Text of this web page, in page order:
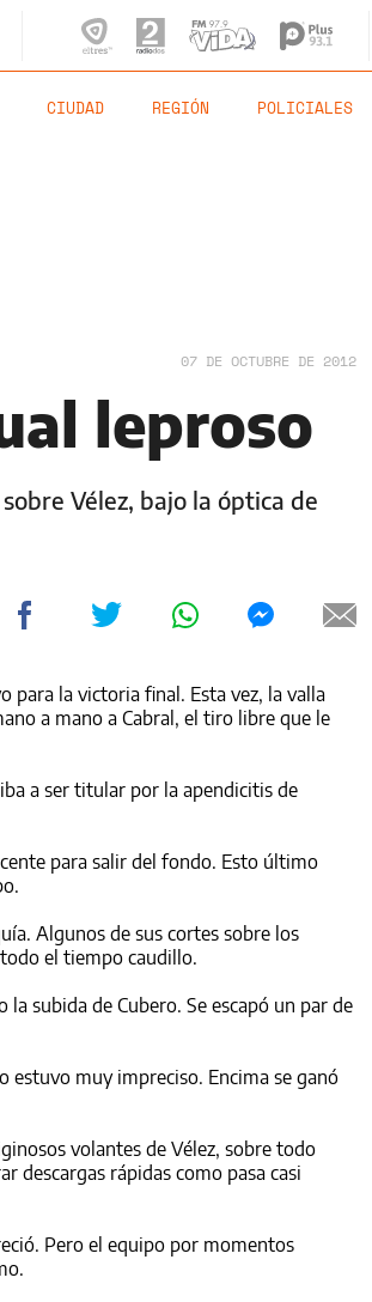
CIUDAD REGIÓN POLICIALES
07 DE OCTUBRE DE 2012
leproso
Vélez, bajo la óptica de
para la victoria final. Esta vez, la valla
a mano a Cabral, el tiro libre que le
a ser titular por la apendicitis de
para salir del fondo. Esto último
Algunos de sus cortes sobre los
el tiempo caudillo.
subida de Cubero. Se escapó un par de
estuvo muy impreciso. Encima se ganó
volantes de Vélez, sobre todo
descargas rápidas como pasa casi
Pero el equipo por momentos